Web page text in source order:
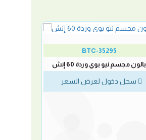
BTC-35295
بالون مجسم نيو بوي وردة 60 إنش
سجل دخول لعرض السعر